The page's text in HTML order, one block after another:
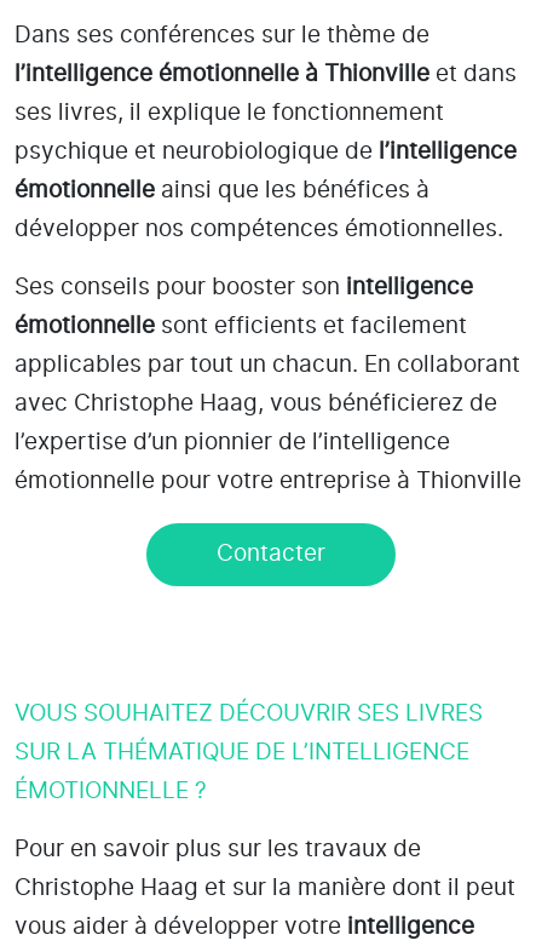
Dans ses conférences sur le thème de
l’intelligence émotionnelle à Thionville et dans
ses livres, il explique le fonctionnement
psychique et neurobiologique de l’intelligence
émotionnelle ainsi que les bénéfices à
développer nos compétences émotionnelles.
Ses conseils pour booster son intelligence
émotionnelle sont efficients et facilement
applicables par tout un chacun. En collaborant
avec Christophe Haag, vous bénéficierez de
l’expertise d’un pionnier de l’intelligence
émotionnelle pour votre entreprise à Thionville
Contacter
VOUS SOUHAITEZ DÉCOUVRIR SES LIVRES
SUR LA THÉMATIQUE DE L’INTELLIGENCE
ÉMOTIONNELLE ?
Pour en savoir plus sur les travaux de
Christophe Haag et sur la manière dont il peut
vous aider à développer votre intelligence